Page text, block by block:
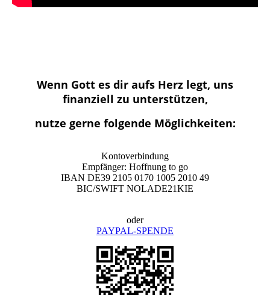
Wenn Gott es dir aufs Herz legt, uns
finanziell zu unterstützen,
nutze gerne folgende Möglichkeiten:
Kontoverbindung
Empfänger: Hoffnung to go
IBAN DE39 2105 0170 1005 2010 49
BIC/SWIFT NOLADE21KIE
oder
PAYPAL-SPENDE